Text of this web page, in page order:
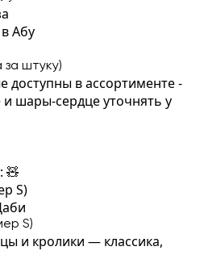
за штуку)
доступны в ассортименте -
шары-сердце уточнять у
S)
и кролики — классика,